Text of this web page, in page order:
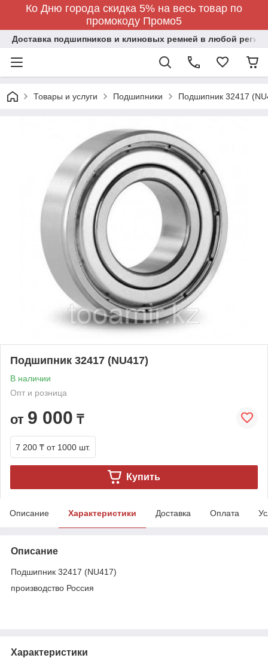
Ко Дню города скидка 5% на весь товар по
промокоду Промо5
Доставка подшипников и клиновых ремней в любой регион
Товары и услуги Подшипники Подшипник 32417
Подшипник 32417 (NU417)
В наличии
Опт и розница
от 9 000 ₸
7 200 ₸ от 1000 шт.
Купить
Описание Характеристики Доставка Оплата
Описание
Подшипник 32417 (NU417)
производство Россия
Характеристики